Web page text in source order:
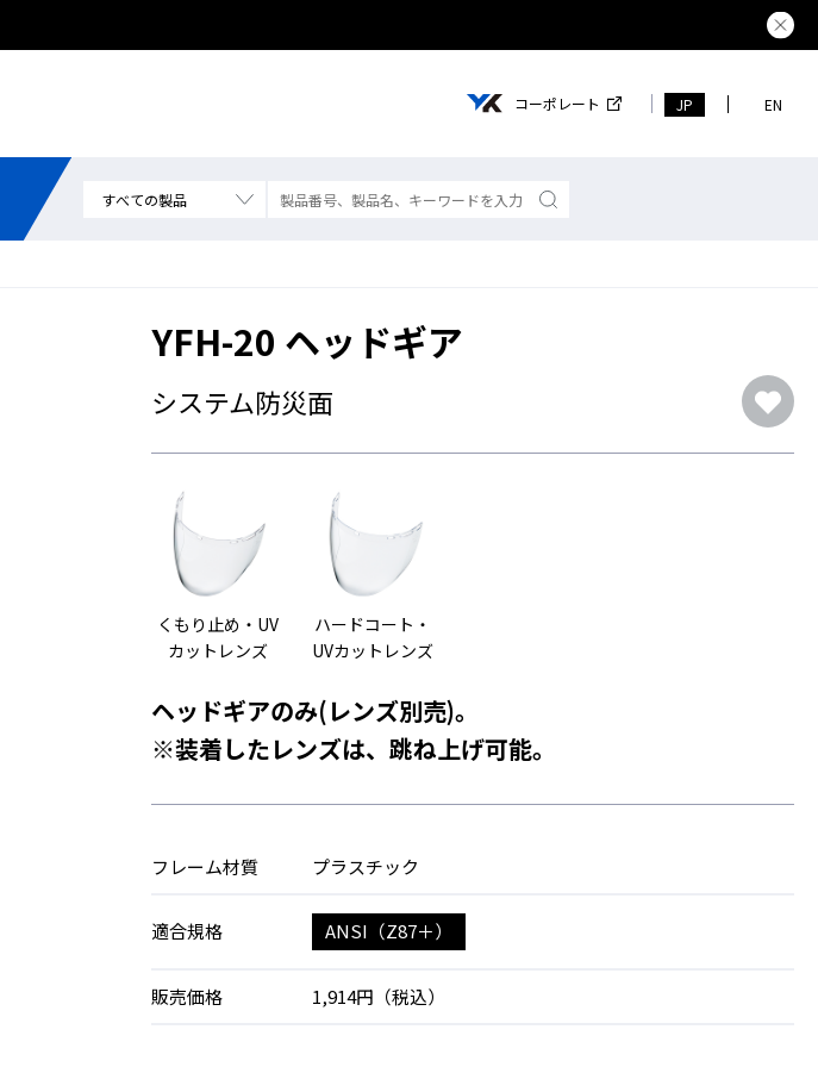
熊本県
コーポレート JP EN
YFH-20 ヘッドギア
システム防災面
くもり止め・UV
カットレンズ
ハードコート・
UVカットレンズ
ヘッドギアのみ(レンズ別売)。
※装着したレンズは、跳ね上げ可能。
フレーム材質 プラスチック
適合規格 ANSI（Z87＋）
販売価格 1,914円（税込）